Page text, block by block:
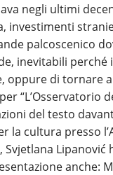
negli ultimi
investimenti
palcoscenico
inevitabili
oppure di tornare
“L’Osservatorio
del testo
la cultura presso
Lipanović
anche: